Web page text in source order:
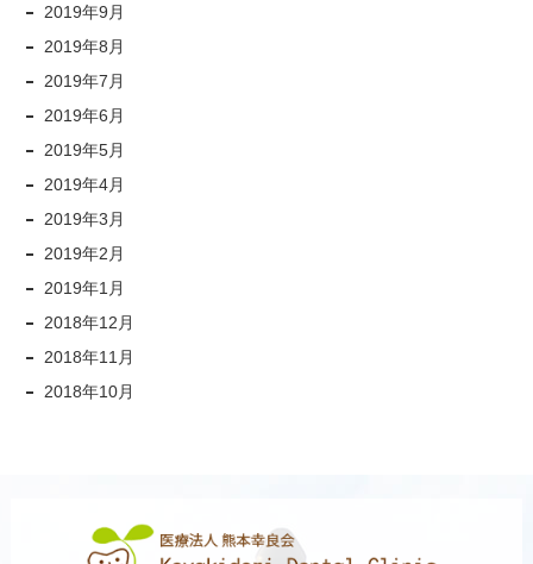
2019年9月
2019年8月
2019年7月
2019年6月
2019年5月
2019年4月
2019年3月
2019年2月
2019年1月
2018年12月
2018年11月
2018年10月